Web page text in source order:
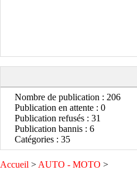
Nombre de publication : 206
Publication en attente : 0
Publication refusés : 31
Publication bannis : 6
Catégories : 35
Accueil > AUTO - MOTO >